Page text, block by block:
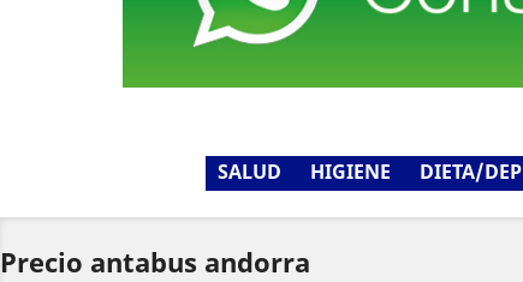
SALUD HIGIENE DIETA/
Precio antabus andorra